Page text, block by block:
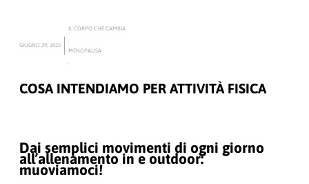
GIUGNO 29, 2023
IL CORPO CHE CAMBIA
MENOPAUSA
COSA INTENDIAMO PER ATTIVITÀ FISICA
Dai semplici movimenti di ogni giorno
all’allenamento in e outdoor:
muoviamoci!